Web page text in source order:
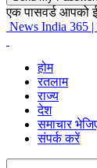
एक पासवर्ड आपको
News India 365 |
होम
रतलाम
राज्य
देश
समाचार
संपर्क करें